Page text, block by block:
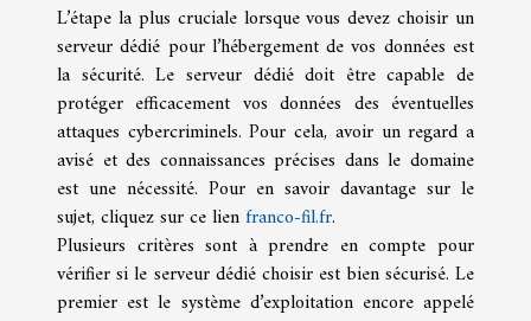
L’étape la plus cruciale lorsque vous devez choisir un
serveur dédié pour l’hébergement de vos données est
la sécurité. Le serveur dédié doit être capable de
protéger efficacement vos données des éventuelles
attaques cybercriminels. Pour cela, avoir un regard a
avisé et des connaissances précises dans le domaine
est une nécessité. Pour en savoir davantage sur le
sujet, cliquez sur ce lienfranco-fil.fr.
Plusieurs critères sont à prendre en compte pour
vérifier si le serveur dédié choisir est bien sécurisé. Le
premier est le système d’exploitation encore appelé